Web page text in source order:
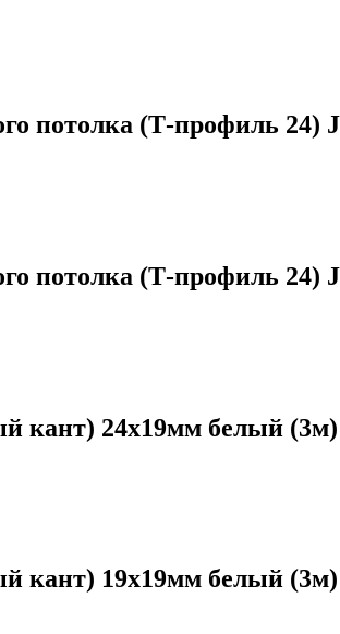
потолка (Т-профиль 24)
потолка (Т-профиль 24)
кант) 24х19мм белый (3м)
кант) 19х19мм белый (3м)